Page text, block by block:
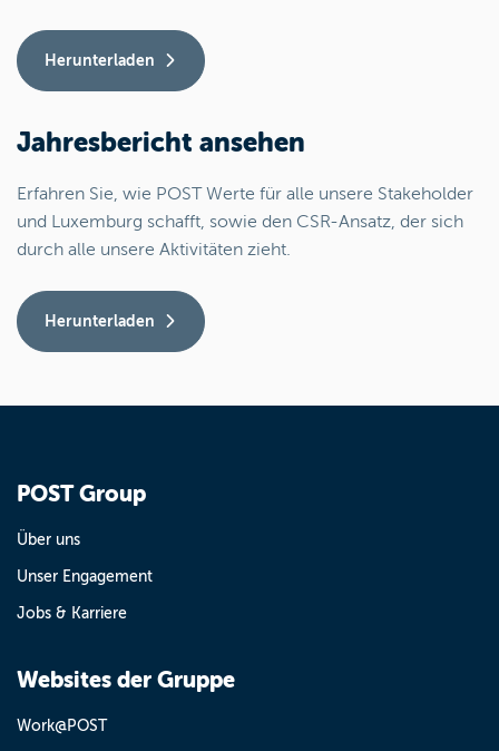
Herunterladen
Jahresbericht ansehen
Erfahren Sie, wie POST Werte für alle unsere Stakeholder
und Luxemburg schafft, sowie den CSR-Ansatz, der sich
durch alle unsere Aktivitäten zieht.
Herunterladen
POST Group
Über uns
Unser Engagement
Jobs & Karriere
Websites der Gruppe
Work@POST